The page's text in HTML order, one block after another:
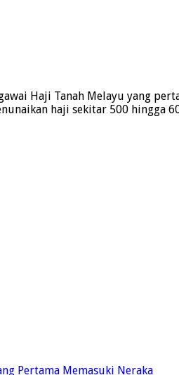
Haji Tanah Melayu yang
haji sekitar 500 hingga
Pertama Memasuki Neraka